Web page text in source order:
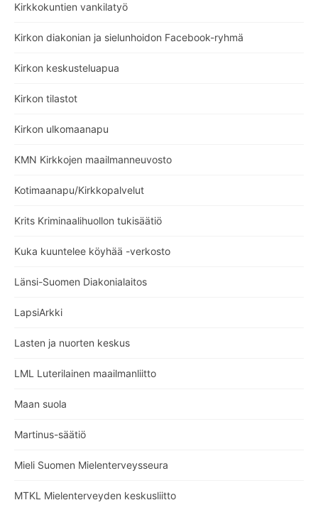
Kirkkokuntien vankilatyö
Kirkon diakonian ja sielunhoidon Facebook-ryhmä
Kirkon keskusteluapua
Kirkon tilastot
Kirkon ulkomaanapu
KMN Kirkkojen maailmanneuvosto
Kotimaanapu/Kirkkopalvelut
Krits Kriminaalihuollon tukisäätiö
Kuka kuuntelee köyhää -verkosto
Länsi-Suomen Diakonialaitos
LapsiArkki
Lasten ja nuorten keskus
LML Luterilainen maailmanliitto
Maan suola
Martinus-säätiö
Mieli Suomen Mielenterveysseura
MTKL Mielenterveyden keskusliitto